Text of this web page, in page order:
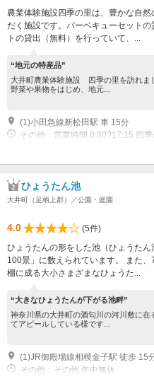
農業体験施設四季の里は、豊かな自
だく施設です。バーベキューセット
トの貸出（無料）を行っていて、...
“地元の特産品”
大井町農業体験施設 四季の里を訪れま
野菜や果物をはじめ、地元...
(1)小田急線新松田駅 車 15分
その他：営業時間 8:30?17:15 四
ひょうたん池
大井町（足柄上郡）／公園・庭園
4.0
(5件)
ひょうたんの形をした池（ひょうた
100景」に数えられています。 また
棚に成る大小さまざまなひょうた...
“大きなひょうたんが下がる池畔”
神奈川県の大井町の酒匂川の河川敷に
てアピールしている様です...
(1)JR御殿場線相模金子駅 徒歩 15
その他：その他 年中無休